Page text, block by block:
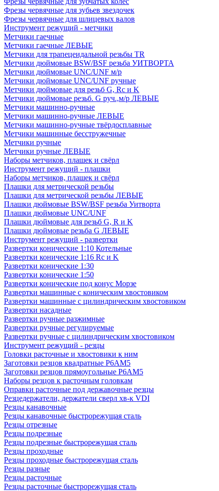
Фрезы червячные для зубьев звездочек
Фрезы червячные для шлицевых валов
Инструмент режущий - метчики
Метчики гаечные
Метчики гаечные ЛЕВЫЕ
Метчики для трапецеидальной резьбы TR
Метчики дюймовые BSW/BSF резьба УИТВОРТА
Метчики дюймовые UNC/UNF м/р
Метчики дюймовые UNC/UNF ручные
Метчики дюймовые для резьб G, Rc и K
Метчики дюймовые резьб. G руч.,м/р ЛЕВЫЕ
Метчики машинно-ручные
Метчики машинно-ручные ЛЕВЫЕ
Метчики машинно-ручные твёрдосплавные
Метчики машинные бесстружечные
Метчики ручные
Метчики ручные ЛЕВЫЕ
Наборы метчиков, плашек и свёрл
Инструмент режущий - плашки
Наборы метчиков, плашек и свёрл
Плашки для метрической резьбы
Плашки для метрической резьбы ЛЕВЫЕ
Плашки дюймовые BSW/BSF резьба Уитворта
Плашки дюймовые UNC/UNF
Плашки дюймовые для резьб G, R и K
Плашки дюймовые резьба G ЛЕВЫЕ
Инструмент режущий - развертки
Развертки конические 1:10 Котельные
Развертки конические 1:16 Rc и K
Развертки конические 1:30
Развертки конические 1:50
Развертки конические под конус Морзе
Развертки машинные с коническим хвостовиком
Развертки машинные с цилиндрическим хвостовиком
Развертки насадные
Развертки ручные разжимные
Развертки ручные регулируемые
Развертки ручные с цилиндрическим хвостовиком
Инструмент режущий - резцы
Головки расточные и хвостовики к ним
Заготовки резцов квадратные Р6АМ5
Заготовки резцов прямоугольные Р6АМ5
Наборы резцов к расточным головкам
Оправки расточные под державочные резцы
Резцедержатели, держатели сверл хв-к VDI
Резцы канавочные
Резцы канавочные быстрорежущая сталь
Резцы отрезные
Резцы подрезные
Резцы подрезные быстрорежущая сталь
Резцы проходные
Резцы проходные быстрорежущая сталь
Резцы разные
Резцы расточные
Резцы расточные быстрорежущая сталь